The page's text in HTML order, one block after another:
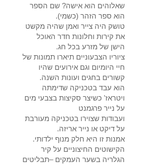
שאלוהים הוא אישה? שם הספר
הוא ספר הזהר (כשמי).
טושק היה צייר ואמן שהיה מקשט
את קירות וחלונות חדר האוכל
הישן של מזרע בכל חג.
ציוריו הצבעוניים תיארו תמונות של
חיי היומיום וגם אירועים שהיו
קשורים בחגים ועונות השנה.
הוא עבד בטכניקה שדימתה
ויטראז' כשיצר סקיצות בצבעי מים
על נייר פרגמנט
ועבודות שצוירו בטכניקה מעורבת
על דיקט או נייר אריזה.
אמנות זו היא חלק מנוף ילדותי.
הקישוטים החיצוניים על קיר
הגלריה בשער העמקים –תבליטים